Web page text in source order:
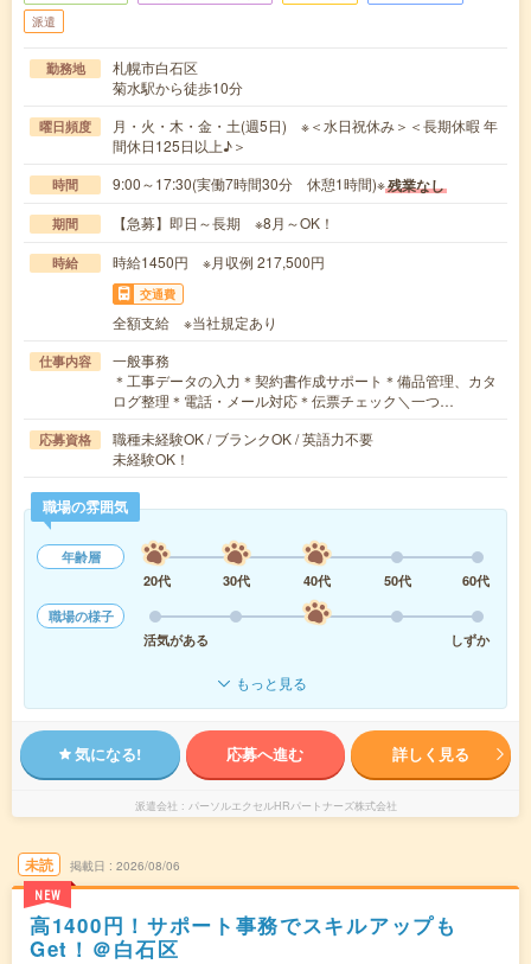
派遣
勤務地
札幌市白石区
菊水駅から徒歩10分
曜日頻度
月・火・木・金・土(週5日) ※＜水日祝休み＞＜長期休暇 年
間休日125日以上♪＞
時間 9:00～17:30(実働7時間30分 休憩1時間)※残業なし
期間 【急募】即日～長期 ※8月～OK！
時給 時給1450円 ※月収例 217,500円
交通費
全額支給 ※当社規定あり
仕事内容
一般事務
＊工事データの入力＊契約書作成サポート＊備品管理、カタ
ログ整理＊電話・メール対応＊伝票チェック＼一つ…
応募資格
職種未経験OK / ブランクOK / 英語力不要
未経験OK！
職場の雰囲気
年齢層
20代
30代 40代 50代
60代
職場の様子
活気がある
しずか
もっと見る
気になる! 応募へ進む 詳しく見る
派遣会社 パーソルエクセルHRパートナーズ株式会社
未読
NEW
掲載日 2026/08/06
高1400円！サポート事務でスキルアップも
Get！＠白石区